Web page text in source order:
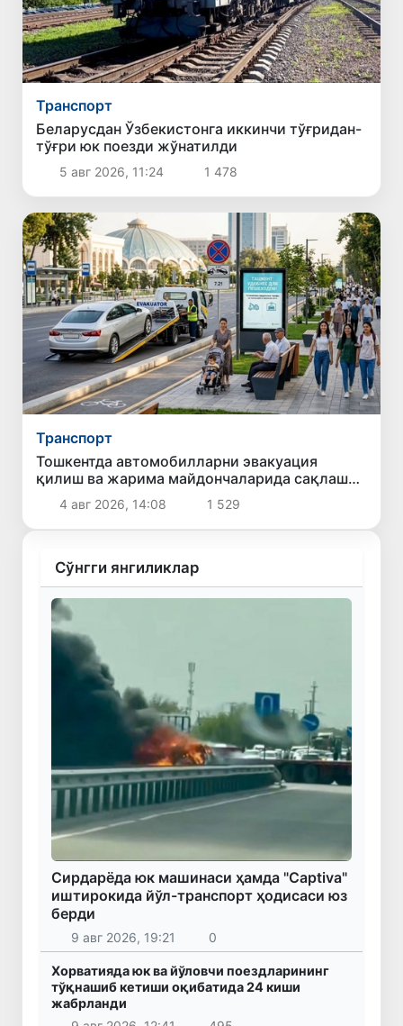
Транспорт
Беларусдан Ўзбекистонга иккинчи тўғридан-
тўғри юк поезди жўнатилди
5 авг 2026, 11:24 1 478
Транспорт
Тошкентда автомобилларни эвакуация
қилиш ва жарима майдончаларида сақлаш
учун тўловларнинг энг юқори миқдори
белгиланмоқда
4 авг 2026, 14:08 1 529
Сўнгги янгиликлар
Сирдарёда юк машинаси ҳамда "Captiva"
иштирокида йўл-транспорт ҳодисаси юз
берди
9 авг 2026, 19:21 0
Хорватияда юк ва йўловчи поездларининг
тўқнашиб кетиши оқибатида 24 киши
жабрланди